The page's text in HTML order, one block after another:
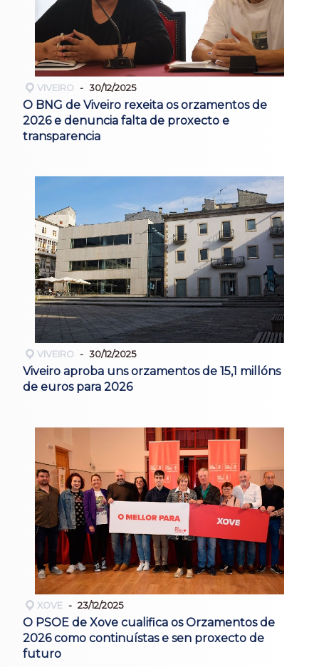
VIVEIRO 30/12/2025
O BNG de Viveiro rexeita os orzamentos de
2026 e denuncia falta de proxecto e
transparencia
VIVEIRO 30/12/2025
Viveiro aproba uns orzamentos de 15,1 millóns
de euros para 2026
XOVE 23/12/2025
O PSOE de Xove cualifica os Orzamentos de
2026 como continuístas e sen proxecto de
futuro